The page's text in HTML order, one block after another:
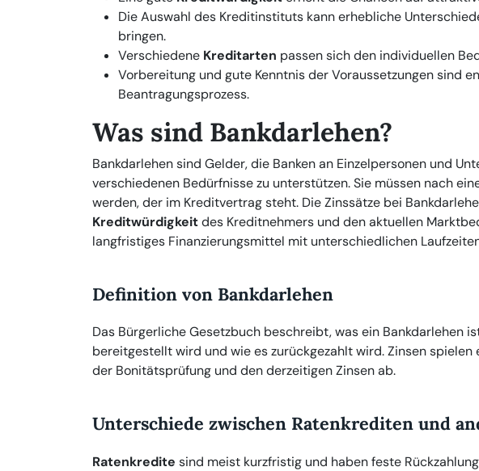
Die Auswahl des Kreditinstituts kann erhebliche
bringen.
Verschiedene Kreditarten passen sich den individuellen
Vorbereitung und gute Kenntnis der Voraussetzungen sind
Beantragungsprozess.
Was sind Bankdarlehen?
Bankdarlehen sind Gelder, die Banken an Einzelpersonen und
verschiedenen Bedürfnisse zu unterstützen. Sie müssen nach
werden, der im Kreditvertrag steht. Die Zinssätze bei
Kreditwürdigkeitdes Kreditnehmers und den aktuellen
langfristiges Finanzierungsmittel mit unterschiedlichen
Definition von Bankdarlehen
Das Bürgerliche Gesetzbuch beschreibt, was ein Bankdarlehen
bereitgestellt wird und wie es zurückgezahlt wird. Zinsen spielen
der Bonitätsprüfung und den derzeitigen Zinsen ab.
Unterschiede zwischen Ratenkrediten und
Ratenkredite sind meist kurzfristig und haben feste